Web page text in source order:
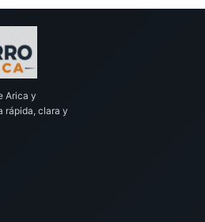
Arica y
rápida, clara y